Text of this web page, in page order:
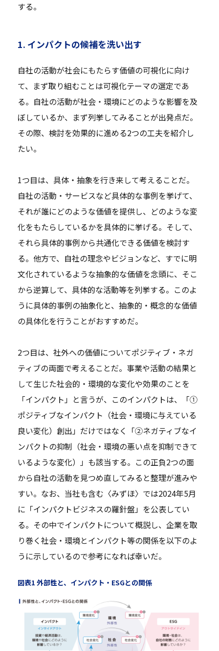
する。
1. インパクトの候補を洗い出す
自社の活動が社会にもたらす価値の可視化に向け
て、まず取り組むことは可視化テーマの選定であ
る。自社の活動が社会・環境にどのような影響を及
ぼしているか、まず列挙してみることが出発点だ。
その際、検討を効果的に進める2つの工夫を紹介し
たい。
1つ目は、具体・抽象を行き来して考えることだ。
自社の活動・サービスなど具体的な事例を挙げて、
それが誰にどのような価値を提供し、どのような変
化をもたらしているかを具体的に挙げる。そして、
それら具体的事例から共通化できる価値を検討す
る。他方で、自社の理念やビジョンなど、すでに明
文化されているような抽象的な価値を念頭に、そこ
から逆算して、具体的な活動等を列挙する。このよ
うに具体的事例の抽象化と、抽象的・概念的な価値
の具体化を行うことがおすすめだ。
2つ目は、社外への価値についてポジティブ・ネガ
ティブの両面で考えることだ。事業や活動の結果と
して生じた社会的・環境的な変化や効果のことを
「インパクト」と言うが、このインパクトは、「①
ポジティブなインパクト（社会・環境に与えている
良い変化）創出」だけではなく「②ネガティブなイ
ンパクトの抑制（社会・環境の悪い点を抑制できて
いるような変化）」も該当する。この正負2つの面
から自社の活動を見つめ直してみると整理が進みや
すい。なお、当社も含む〈みずほ〉では2024年5月
に「インパクトビジネスの羅針盤」を公表してい
る。その中でインパクトについて概説し、企業を取
り巻く社会・環境とインパクト等の関係を以下のよ
うに示しているので参考になれば幸いだ。
図表1 外部性と、インパクト・ESGとの関係